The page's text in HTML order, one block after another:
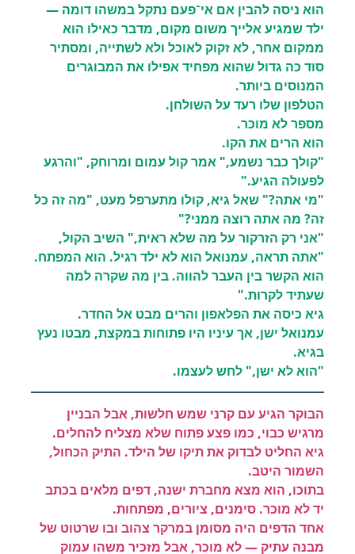
הוא ניסה להבין אם אי־פעם נתקל במשהו דומה —
ילד שמגיע אלייך משום מקום, מדבר כאילו הוא
ממקום אחר, לא זקוק לאוכל ולא לשתייה, ומסתיר
סוד כה גדול שהוא מפחיד אפילו את המבוגרים
המנוסים ביותר.
הטלפון שלו רעד על השולחן.
מספר לא מוכר.
הוא הרים את הקו.
"קולך כבר נשמע," אמר קול עמום ומרוחק, "והרגע
לפעולה הגיע."
"מי אתה?" שאל גיא, קולו מתערפל מעט, "מה זה כל
זה? מה אתה רוצה ממני?"
"אני רק הזרקור על מה שלא ראית," השיב הקול,
"אתה תראה, עמנואל הוא לא ילד רגיל. הוא המפתח.
הוא הקשר בין העבר להווה. בין מה שקרה למה
שעתיד לקרות."
גיא כיסה את הפלאפון והרים מבט אל החדר.
עמנואל ישן, אך עיניו היו פתוחות במקצת, מבטו נעץ
בגיא.
"הוא לא ישן," לחש לעצמו.
הבוקר הגיע עם קרני שמש חלשות, אבל הבניין
מרגיש כבוי, כמו פצע פתוח שלא מצליח להחלים.
גיא החליט לבדוק את תיקו של הילד. התיק הכחול,
השמור היטב.
בתוכו, הוא מצא מחברת ישנה, דפים מלאים בכתב
יד לא מוכר. סימנים, ציורים, מפתחות.
אחד הדפים היה מסומן במרקר צהוב ובו שרטוט של
מבנה עתיק — לא מוכר, אבל מזכיר משהו עמוק